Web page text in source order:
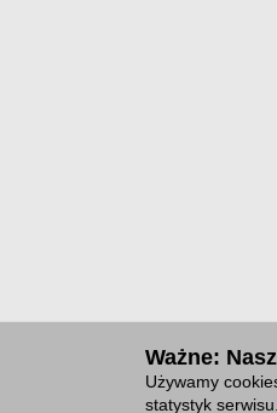
Ważne:
Używamy
statystyk